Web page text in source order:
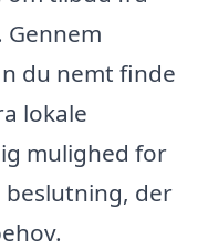
du nemt finde
lokale
mulighed for
der